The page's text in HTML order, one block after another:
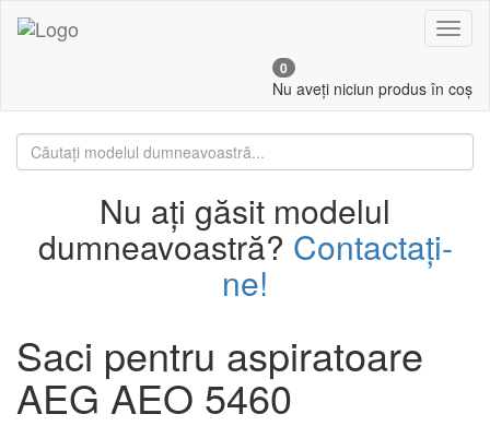
0
Nu aveți niciun produs în coș
Nu ați găsit modelul
dumneavoastră? Contactați-
ne!
Saci pentru aspiratoare
AEG AEO 5460